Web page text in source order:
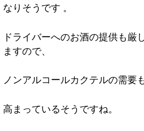
なりそうです 。
ドライバーへのお酒の提供も厳
ますので、
ノンアルコールカクテルの需要
高まっているそうですね。